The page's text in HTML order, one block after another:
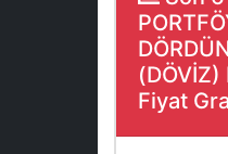
(DÖVİZ)
Fiyat